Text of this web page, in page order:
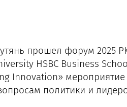
прошел форум 2025
HSBC Business
Innovation»
политики и